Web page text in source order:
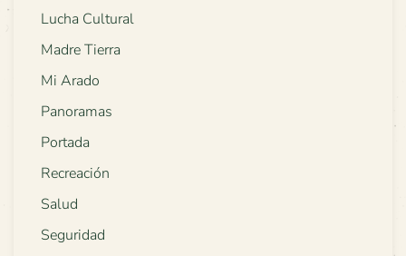
Lucha Cultural
Madre Tierra
Mi Arado
Panoramas
Portada
Recreación
Salud
Seguridad